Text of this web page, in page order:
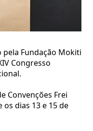
pela Fundação Mokiti
Congresso
Convenções Frei
os dias 13 e 15 de